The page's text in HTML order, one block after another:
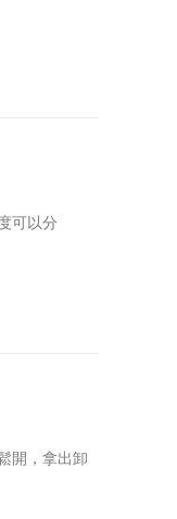
可以分
，拿出卸